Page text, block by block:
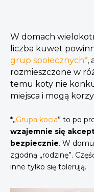
W domach
liczba kuwet
grup społecznych*,
rozmieszczone w
temu koty nie
miejsca i mogą
*„Grupa kocia” to po
wzajemnie się
bezpiecznie. W
zgodną „rodzinę”.
inne tylko się tolerują.